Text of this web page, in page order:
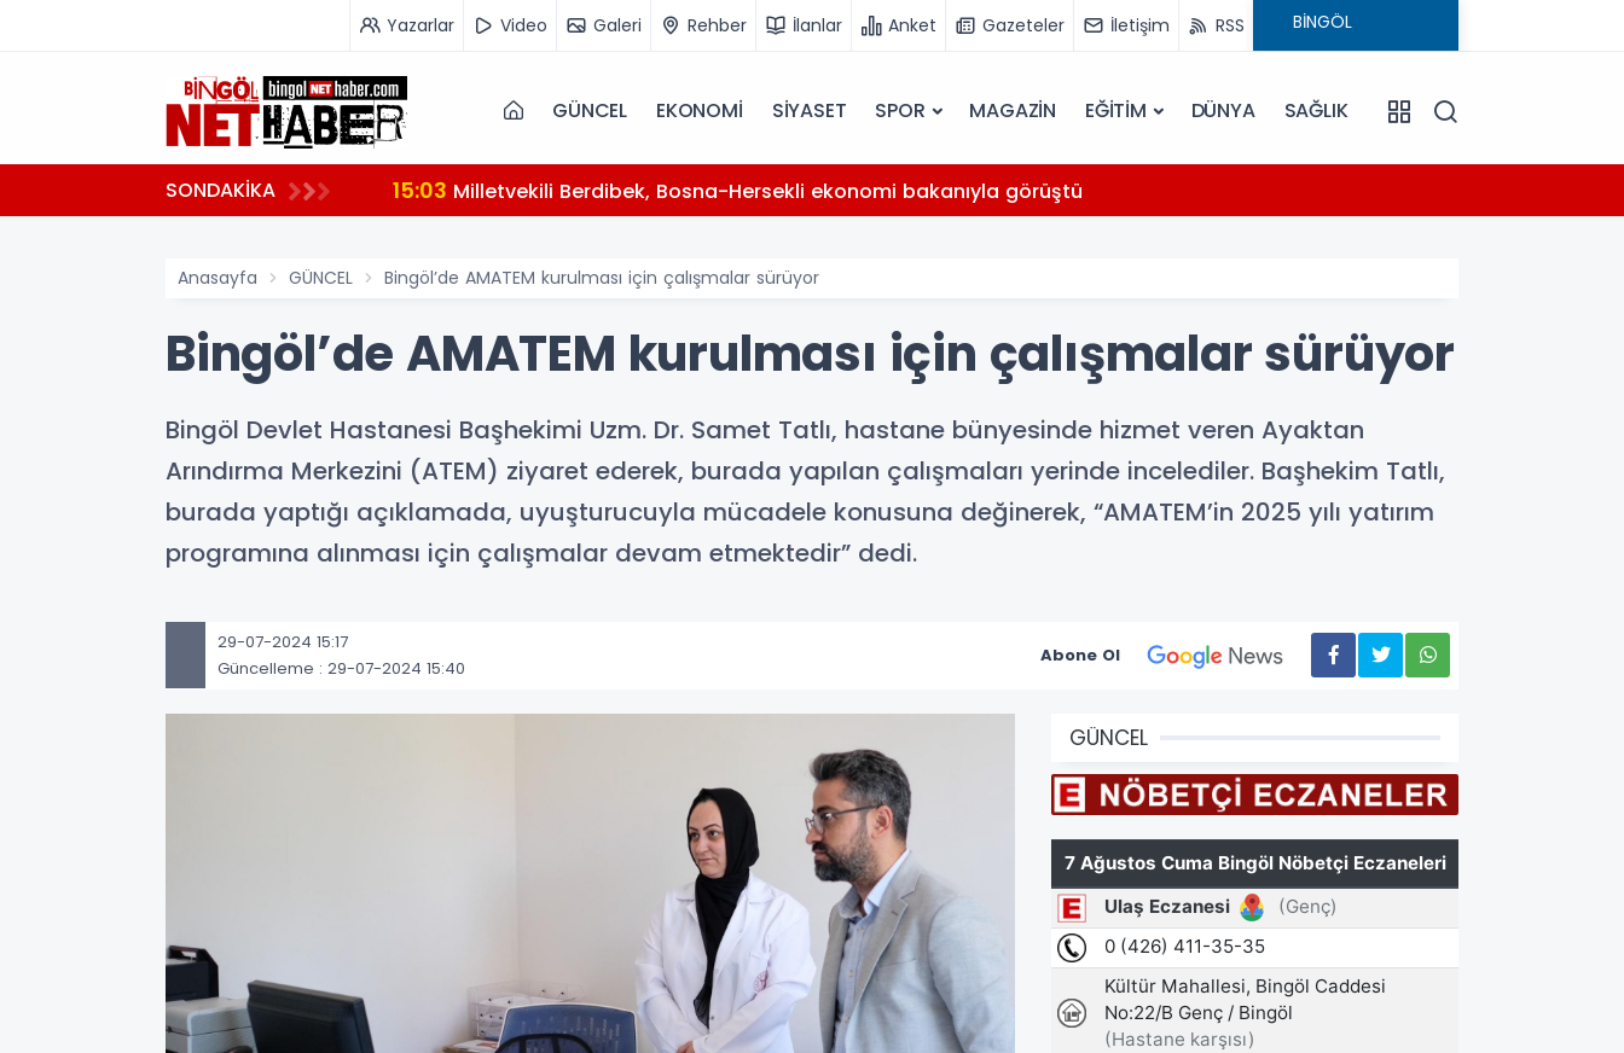
Yazarlar Video Galeri Rehber İlanlar Anket Gazeteler İletişim RSS
GÜNCEL EKONOMİ SİYASET SPOR MAGAZİN EĞİTİM DÜNYA SAĞLIK
SONDAKİKA 15:03 Milletvekili Berdibek, Bosna-Hersekli ekonomi bakanıyla görüştü
Anasayfa GÜNCEL Bingöl’de AMATEM kurulması için çalışmalar sürüyor
Bingöl’de AMATEM kurulması için çalışmalar sürüyor
Bingöl Devlet Hastanesi Başhekimi Uzm. Dr. Samet Tatlı, hastane bünyesinde hizmet veren Ayaktan
Arındırma Merkezini (ATEM) ziyaret ederek, burada yapılan çalışmaları yerinde incelediler. Başhekim Tatlı,
burada yaptığı açıklamada, uyuşturucuyla mücadele konusuna değinerek, “AMATEM’in 2025 yılı yatırım
programına alınması için çalışmalar devam etmektedir” dedi.
29-07-2024 15:17
Güncelleme : 29-07-2024 15:40
Abone Ol
GÜNCEL